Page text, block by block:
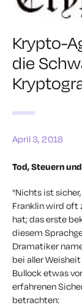
Krypto-
die
April 3, 2018
Tod, Steuern
"Nichts ist
Franklin wird oft
hat; das erste
diesem
Dramatiker
bei aller
Bullock etwas
erfahrenen
betrachten: